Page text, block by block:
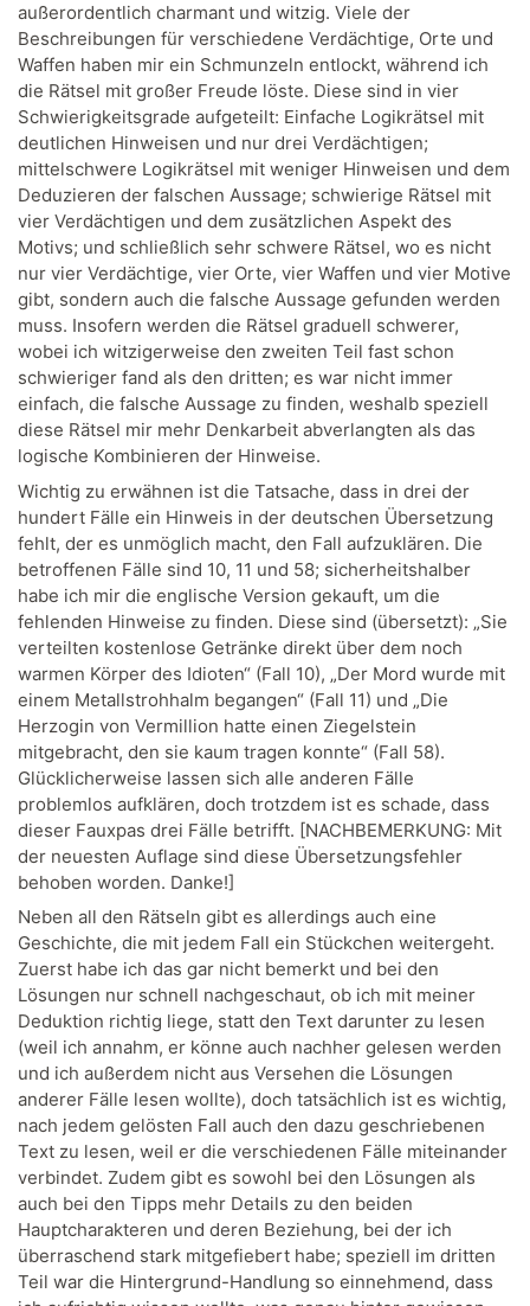
außerordentlich charmant und witzig. Viele der
Beschreibungen für verschiedene Verdächtige, Orte und
Waffen haben mir ein Schmunzeln entlockt, während ich
die Rätsel mit großer Freude löste. Diese sind in vier
Schwierigkeitsgrade aufgeteilt: Einfache Logikrätsel mit
deutlichen Hinweisen und nur drei Verdächtigen;
mittelschwere Logikrätsel mit weniger Hinweisen und dem
Deduzieren der falschen Aussage; schwierige Rätsel mit
vier Verdächtigen und dem zusätzlichen Aspekt des
Motivs; und schließlich sehr schwere Rätsel, wo es nicht
nur vier Verdächtige, vier Orte, vier Waffen und vier Motive
gibt, sondern auch die falsche Aussage gefunden werden
muss. Insofern werden die Rätsel graduell schwerer,
wobei ich witzigerweise den zweiten Teil fast schon
schwieriger fand als den dritten; es war nicht immer
einfach, die falsche Aussage zu finden, weshalb speziell
diese Rätsel mir mehr Denkarbeit abverlangten als das
logische Kombinieren der Hinweise.
Wichtig zu erwähnen ist die Tatsache, dass in drei der
hundert Fälle ein Hinweis in der deutschen Übersetzung
fehlt, der es unmöglich macht, den Fall aufzuklären. Die
betroffenen Fälle sind 10, 11 und 58; sicherheitshalber
habe ich mir die englische Version gekauft, um die
fehlenden Hinweise zu finden. Diese sind (übersetzt): „Sie
verteilten kostenlose Getränke direkt über dem noch
warmen Körper des Idioten“ (Fall 10), „Der Mord wurde mit
einem Metallstrohhalm begangen“ (Fall 11) und „Die
Herzogin von Vermillion hatte einen Ziegelstein
mitgebracht, den sie kaum tragen konnte“ (Fall 58).
Glücklicherweise lassen sich alle anderen Fälle
problemlos aufklären, doch trotzdem ist es schade, dass
dieser Fauxpas drei Fälle betrifft. [NACHBEMERKUNG: Mit
der neuesten Auflage sind diese Übersetzungsfehler
behoben worden. Danke!]
Neben all den Rätseln gibt es allerdings auch eine
Geschichte, die mit jedem Fall ein Stückchen weitergeht.
Zuerst habe ich das gar nicht bemerkt und bei den
Lösungen nur schnell nachgeschaut, ob ich mit meiner
Deduktion richtig liege, statt den Text darunter zu lesen
(weil ich annahm, er könne auch nachher gelesen werden
und ich außerdem nicht aus Versehen die Lösungen
anderer Fälle lesen wollte), doch tatsächlich ist es wichtig,
nach jedem gelösten Fall auch den dazu geschriebenen
Text zu lesen, weil er die verschiedenen Fälle miteinander
verbindet. Zudem gibt es sowohl bei den Lösungen als
auch bei den Tipps mehr Details zu den beiden
Hauptcharakteren und deren Beziehung, bei der ich
überraschend stark mitgefiebert habe; speziell im dritten
Teil war die Hintergrund-Handlung so einnehmend, dass